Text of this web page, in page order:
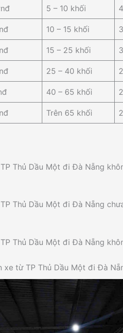
5 – 10 khối
10 – 15 khối
15 – 25 khối
25 – 40 khối
40 – 65 khối
Trên 65 khối
Thủ Dầu Một đi Đà Nẵng
Thủ Dầu Một đi Đà Nẵng
Thủ Dầu Một đi Đà Nẵng
xe từ TP Thủ Dầu Một đi Đà